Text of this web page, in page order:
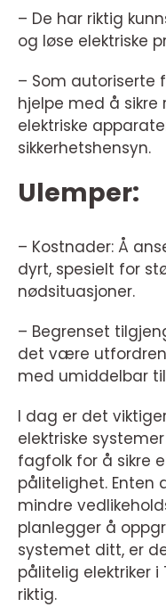
– De har riktig
og løse elektriske
– Som autoriserte
hjelpe med å sikre
elektriske
sikkerhetshensyn.
Ulemper:
– Kostnader: Å
dyrt, spesielt for
nødsituasjoner.
– Begrenset
det være
med umiddelbar
I dag er det
elektriske
fagfolk for å sikre
pålitelighet. Enten
mindre
planlegger å
systemet ditt, er
pålitelig elektriker
riktig.